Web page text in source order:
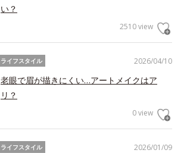
い？
2510 view
2026/04/10
ライフスタイル
老眼で眉が描きにくい…アートメイクはア
リ？
0 view
2026/01/09
ライフスタイル